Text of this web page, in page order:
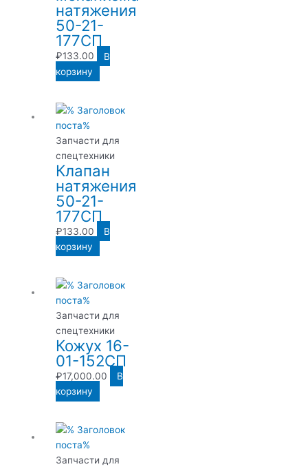
натяжения
50-21-
177СП
₽133.00
В
корзину
Запчасти для
спецтехники
Клапан
натяжения
50-21-
177СП
₽133.00
В
корзину
Запчасти для
спецтехники
Кожух 16-
01-152СП
₽17,000.00
В
корзину
Запчасти для